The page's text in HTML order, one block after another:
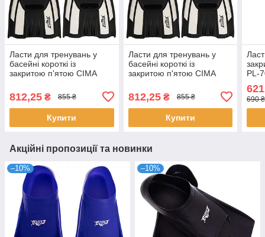
Ласти для тренувань у
басейні короткі із
закритою п'ятою CIMA
812,25 ₴ 855 ₴
Купити
Ласти для тренувань у
басейні короткі із
закритою п'ятою CIMA
812,25₴ 855 ₴
Купити
PL-
621
690
Акційні пропозиції та новинки
–10% –10%